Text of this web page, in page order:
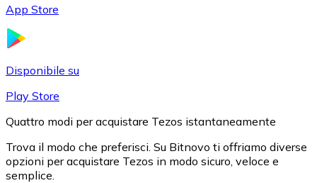
App Store
Disponibile su
Play Store
Quattro modi per acquistare Tezos istantaneamente
Trova il modo che preferisci. Su Bitnovo ti offriamo diverse
opzioni per acquistare Tezos in modo sicuro, veloce e
semplice.